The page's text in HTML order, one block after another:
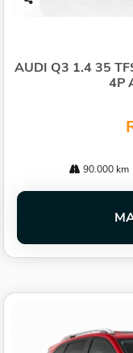
AUDI Q3 1.4 35
4P
90.000 km